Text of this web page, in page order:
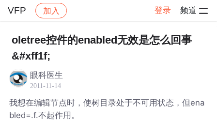
VFP 加入 登录 频道
社区 VFP 帖子详情
oletree控件的enabled无效是怎么回事
&#xff1f;
眼科医生
2011-11-14
我想在编辑节点时，使树目录处于不可用状态，但ena
bled=.f.不起作用。